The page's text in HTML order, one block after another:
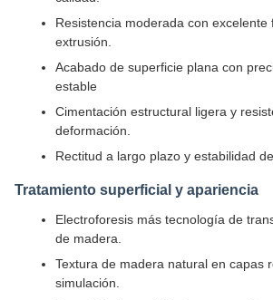
Resistencia moderada con excelente
extrusión.
Acabado de superficie plana con
estable
Cimentación estructural ligera y
deformación.
Rectitud a largo plazo y estabilidad
Tratamiento superficial y apariencia
Electroforesis más tecnología de
de madera.
Textura de madera natural en capas
simulación.